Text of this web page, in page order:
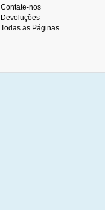
Contate-nos
Devoluções
Todas as Páginas